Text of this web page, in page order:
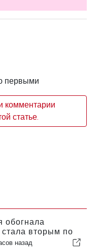
первыми
комментарии
статье.
обогнала
вторым по
назад